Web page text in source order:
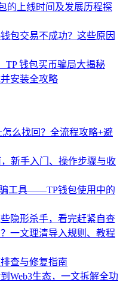
的上线时间及发展历程探
包交易不成功？这些原因
TP 钱包买币骗局大揭秘
安装全攻略
怎么找回？全流程攻略+避
新手入门、操作步骤与收
工具——TP钱包使用中的
隐形杀手，看完赶紧自查
一文理清导入规则、教程
查与修复指南
Web3生态，一文拆解全功